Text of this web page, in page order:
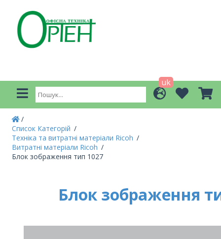
uk
Список Категорій
Техніка та витратні матеріали Ricoh
Витратні матеріали Ricoh
Блок зображення тип 1027
Блок зображення